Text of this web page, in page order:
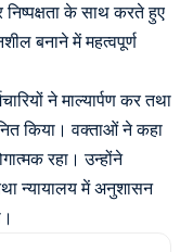
निष्पक्षता के साथ करते हुए
बनाने में महत्वपूर्ण
ने माल्यार्पण कर तथा
किया। वक्ताओं ने कहा
रहा। उन्होंने
न्यायालय में अनुशासन